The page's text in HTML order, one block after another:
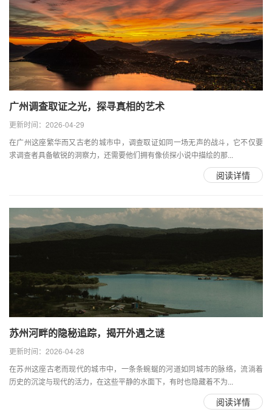
广州调查取证之光，探寻真相的艺术
更新时间：2026-04-29
在广州这座繁华而又古老的城市中，调查取证如同一场无声的战斗，它不仅要
求调查者具备敏锐的洞察力，还需要他们拥有像侦探小说中描绘的那...
阅读详情
苏州河畔的隐秘追踪，揭开外遇之谜
更新时间：2026-04-28
在苏州这座古老而现代的城市中，一条条蜿蜒的河道如同城市的脉络，流淌着
历史的沉淀与现代的活力，在这些平静的水面下，有时也隐藏着不为...
阅读详情